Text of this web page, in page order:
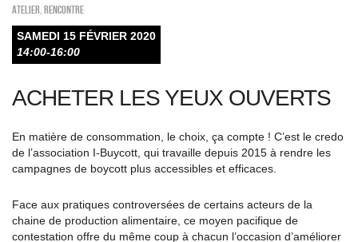
Atelier Rencontre
SAMEDI 15 FÉVRIER 2020
14:00-16:00
ACHETER LES YEUX OUVERTS
En matière de consommation, le choix, ça compte ! C’est le credo
de l’association I-Buycott, qui travaille depuis 2015 à rendre les
campagnes de boycott plus accessibles et efficaces.
Face aux pratiques controversées de certains acteurs de la
chaine de production alimentaire, ce moyen pacifique de
contestation offre du même coup à chacun l’occasion d’améliorer